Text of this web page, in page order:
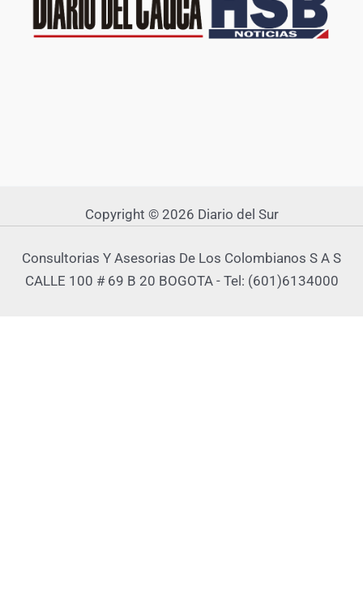
Copyright © 2026 Diario del Sur
Consultorias Y Asesorias De Los Colombianos S A S
CALLE 100 # 69 B 20 BOGOTA - Tel: (601)6134000